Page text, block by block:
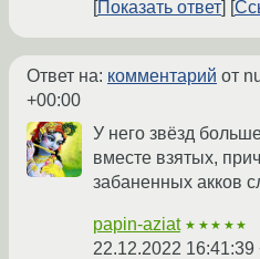
Показать ответ
Ответ на: комментарий от
+00:00
У него звёзд
вместе взятых,
забаненных акков
papin-aziat ★★★★★
22.12.2022 16:41:39